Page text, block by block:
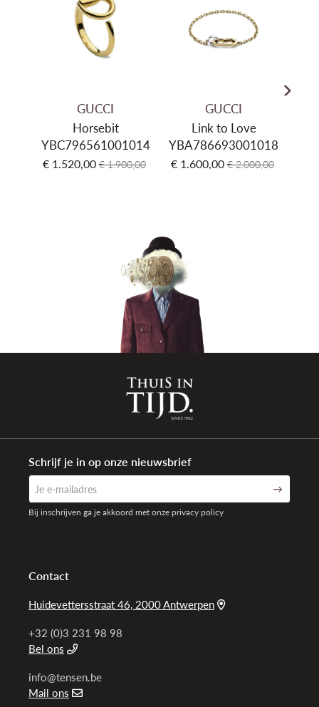
GUCCI
Horsebit
YBC796561001014
€ 1.520,00 € 1.900,00
GUCCI
Link to Love
YBA786693001018
€ 1.600,00 € 2.000,00
Contact
Huidevettersstraat 46, 2000 Antwerpen
+32 (0)3 231 98 98
Bel ons
info@tensen.be
Mail ons
Schrijf je in op onze nieuwsbrief
Bij inschrijven ga je akkoord met onze privacy policy